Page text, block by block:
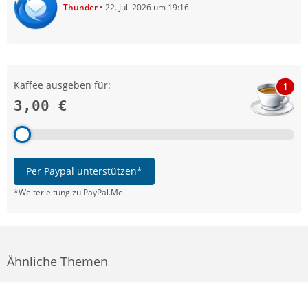
Thunder 22. Juli 2026 um 19:16
Kaffee ausgeben für:
3,00 €
1
Per Paypal unterstützen*
*Weiterleitung zu PayPal.Me
Ähnliche Themen